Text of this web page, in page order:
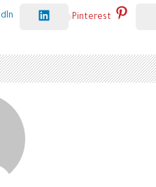
Pinterest